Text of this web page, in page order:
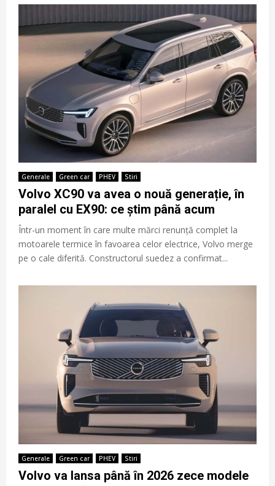
Generale Green car PHEV Stiri
Volvo XC90 va avea o nouă generație, în
paralel cu EX90: ce știm până acum
Într-un moment în care multe mărci renunță complet la
motoarele termice în favoarea celor electrice, Volvo merge
pe o cale diferită. Constructorul suedez a confirmat...
Generale Green car PHEV Stiri
Volvo va lansa până în 2026 zece modele